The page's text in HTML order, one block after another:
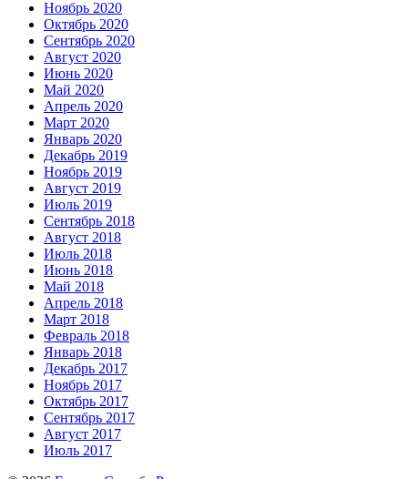
Ноябрь 2020
Октябрь 2020
Сентябрь 2020
Август 2020
Июнь 2020
Май 2020
Апрель 2020
Март 2020
Январь 2020
Декабрь 2019
Ноябрь 2019
Август 2019
Июль 2019
Сентябрь 2018
Август 2018
Июль 2018
Июнь 2018
Май 2018
Апрель 2018
Март 2018
Февраль 2018
Январь 2018
Декабрь 2017
Ноябрь 2017
Октябрь 2017
Сентябрь 2017
Август 2017
Июль 2017